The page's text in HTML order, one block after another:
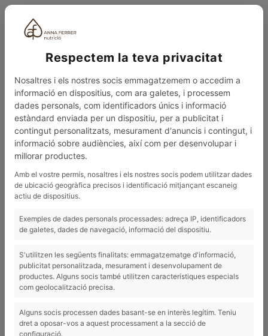
ESP
MENÚ 0
10/10/2022
Mousse de boniato, cacao y coco
Respectem la teva privacitat
Nosaltres i els nostres socis emmagatzemem o accedim a
informació en dispositius, com ara galetes, i processem
dades personals, com identificadors únics i informació
estàndard enviada per un dispositiu, per a publicitat i
contingut personalitzats, mesurament d'anuncis i contingut, i
informació sobre audiències, així com per desenvolupar i
millorar productes.
Amb el vostre permís, nosaltres i els nostres socis podem utilitzar dades
de ubicació geogràfica precisos i identificació mitjançant escaneig
actiu de dispositius.
Exemples de dades personals processades: adreça IP, identificadors
de galetes, dades de navegació, informació del dispositiu.
S'utilitzen les següents finalitats: emmagatzematge d'informació,
publicitat personalitzada, mesurament i desenvolupament de
productes. Alguns socis també utilitzen característiques especials
com geolocalització precisa.
Alguns socis processen dades basant-se en interès legítim. Teniu
dret a oposar-vos a aquest processament a la secció de
configuració.